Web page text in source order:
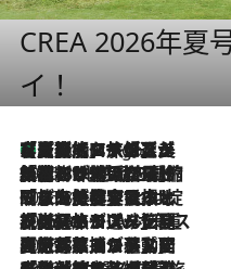
CREA 2026年夏
イ！
5 Hours Ago
【厳選旅コスメ】「多機能アイテムがメイン！」旅好き美容エディターが選んだ夏旅ベストコスメを発表【Mサイズジップ】
2026.8.6
「荷物が増えるほど旅ストレスは増す」美容ジャーナリストがたどり着いた最終結論。“化粧品を劇的に減らす”感動の凝縮美容とは
2026.8.6
「旅先には金髪ウィッグを持参」日本と同じメイクでは損してる!? 美容ジャーナリストが提案する“掟破りの旅美容”とは
2026.8.6
【厳選旅コスメ】「身軽さ＆UV対策重視！」ヘアアーティストshucoが選んだ夏旅ベストコスメを発表【Mサイズジップ】
2026.8.5
【厳選旅コスメ】国内をあちこち移動する河井菜摘が選んだ夏旅ベストコスメ発表！「リラックスアイテムはマスト」【Mサイズジップ】